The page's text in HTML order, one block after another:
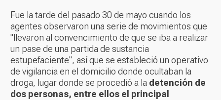
Fue la tarde del pasado 30 de mayo cuando los
agentes observaron una serie de movimientos que
"llevaron al convencimiento de que se iba a realizar
un pase de una partida de sustancia
estupefaciente", así que se estableció un operativo
de vigilancia en el domicilio donde ocultaban la
droga, lugar donde se procedió a la detención de
dos personas, entre ellos el principal